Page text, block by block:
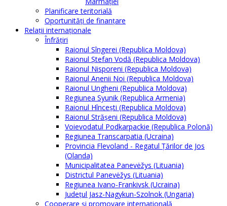
Planificare teritorială
Oportunităţi de finanţare
Relaţii internaţionale
Înfrăţiri
Raionul Sîngerei (Republica Moldova)
Raionul Ștefan Vodă (Republica Moldova)
Raionul Nisporeni (Republica Moldova)
Raionul Anenii Noi (Republica Moldova)
Raionul Ungheni (Republica Moldova)
Regiunea Syunik (Republica Armenia)
Raionul Hîncești (Republica Moldova)
Raionul Străşeni (Republica Moldova)
Voievodatul Podkarpackie (Republica Polonă)
Regiunea Transcarpatia (Ucraina)
Provincia Flevoland - Regatul Ţărilor de Jos
(Olanda)
Municipalitatea Panevėžys (Lituania)
Districtul Panevėžys (Lituania)
Regiunea Ivano-Frankivsk (Ucraina)
Judeţul Jasz-Nagykun-Szolnok (Ungaria)
Cooperare şi promovare internaţională